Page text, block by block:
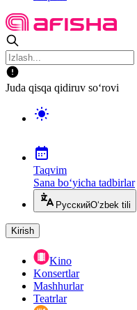
Juda qisqa qidiruv so‘rovi
Taqvim
Sana bo‘yicha tadbirlar
РусскийO‘zbek tili
Kirish
Kino
Konsertlar
Mashhurlar
Teatrlar